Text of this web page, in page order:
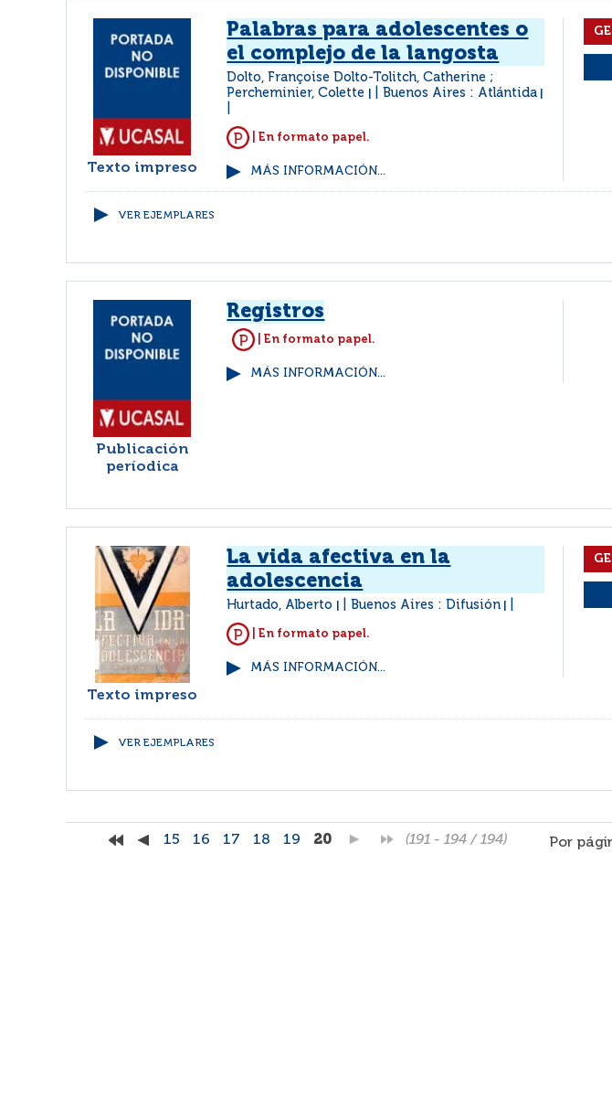
Texto impreso
Palabras para adolescentes o
el complejo de la langosta
Dolto, Françoise Dolto-Tolitch, Catherine ;
Percheminier, Colette
Buenos Aires : Atlántida
| En formato papel.
MÁS INFORMACIÓN...
VER EJEMPLARES
Publicación
períodica
Registros
| En formato papel.
MÁS INFORMACIÓN...
Texto impreso
La vida afectiva en la
adolescencia
Hurtado, Alberto Buenos Aires : Difusión
| En formato papel.
MÁS INFORMACIÓN...
VER EJEMPLARES
15 16 17 18 19 20 (191 - 194 / 194) Por